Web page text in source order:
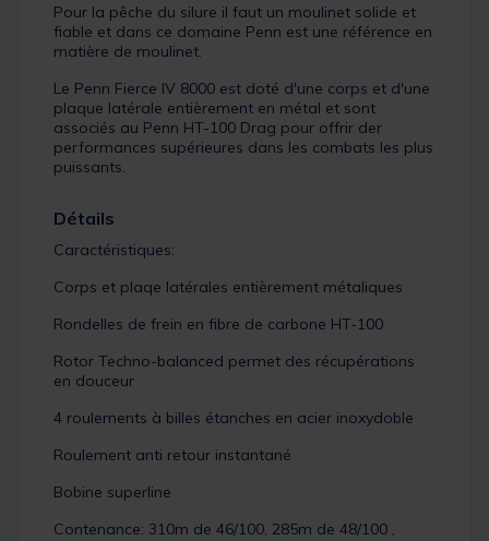
Pour la pêche du silure il faut un moulinet solide et
fiable et dans ce domaine Penn est une référence en
matière de moulinet.
Le Penn Fierce IV 8000 est doté d'une corps et d'une
plaque latérale entièrement en métal et sont
associés au Penn HT-100 Drag pour offrir der
performances supérieures dans les combats les plus
puissants.
Détails
Caractéristiques:
Corps et plaqe latérales entièrement métaliques
Rondelles de frein en fibre de carbone HT-100
Rotor Techno-balanced permet des récupérations
en douceur
4 roulements à billes étanches en acier inoxydoble
Roulement anti retour instantané
Bobine superline
Contenance: 310m de 46/100, 285m de 48/100 ,